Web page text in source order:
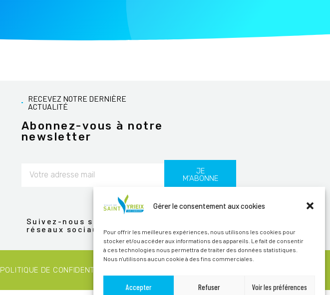
Gérer le consentement aux cookies
Pour offrir les meilleures expériences, nous utilisons les cookies pour
stocker et/ou accéder aux informations des appareils. Le fait de consentir
à ces technologies nous permettra de traiter des données statistiques.
Nous n'utilisons aucun cookie à des fins commerciales.
Accepter Refuser Voir les préférences
RECEVEZ NOTRE DERNIÈRE
ACTUALITÉ
Abonnez-vous à notre
newsletter
JE
M'ABONNE
Suivez-nous sur les
réseaux sociaux
POLITIQUE DE CONFIDENTIALITÉ